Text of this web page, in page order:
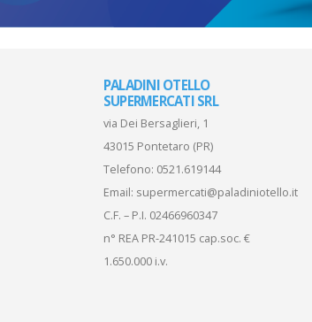
PALADINI OTELLO
SUPERMERCATI SRL
via Dei Bersaglieri, 1
43015 Pontetaro (PR)
Telefono: 0521.619144
Email: supermercati@paladiniotello.it
C.F. – P.I. 02466960347
n° REA PR-241015 cap.soc. €
1.650.000 i.v.